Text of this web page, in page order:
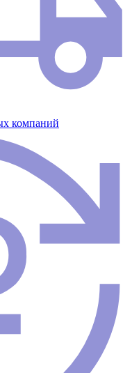
компаний